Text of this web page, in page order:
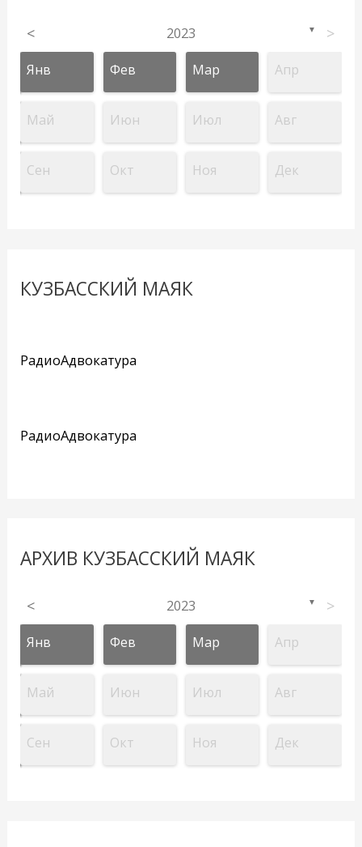
< 2023 ▼ >
Янв Фев Мар Апр
Май Июн Июл Авг
Сен Окт Ноя Дек
КУЗБАССКИЙ МАЯК
РадиоАдвокатура
РадиоАдвокатура
АРХИВ КУЗБАССКИЙ МАЯК
< 2023 ▼ >
Янв Фев Мар Апр
Май Июн Июл Авг
Сен Окт Ноя Дек